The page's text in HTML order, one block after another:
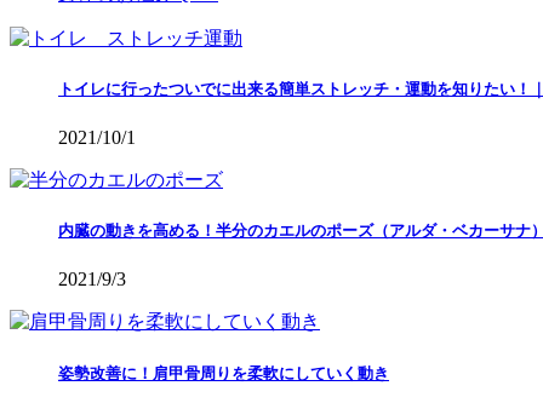
トイレに行ったついでに出来る簡単ストレッチ・運動を知りたい！
2021/10/1
内臓の動きを高める！半分のカエルのポーズ（アルダ・ベカーサナ
2021/9/3
姿勢改善に！肩甲骨周りを柔軟にしていく動き